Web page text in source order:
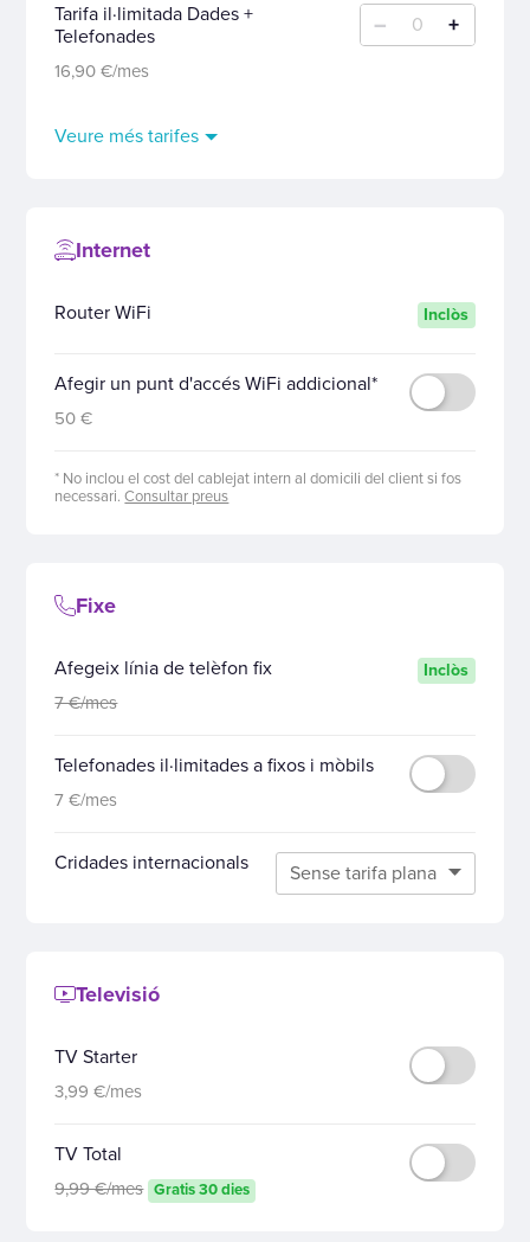
Tarifa il·limitada Dades +
Telefonades
16,90 €/mes
– 0 +
Veure més tarifes
Internet
Router WiFi Inclòs
Afegir un punt d'accés WiFi addicional*
50 €
* No inclou el cost del cablejat intern al domicili del client si fos
necessari.Consultar preus
Fixe
Afegeix línia de telèfon fix
7 €/mes
Inclòs
Telefonades il·limitades a fixos i mòbils
7 €/mes
Cridades internacionals
Televisió
TV Starter
3,99 €/mes
TV Total
9,99 €/mes Gratis 30 dies